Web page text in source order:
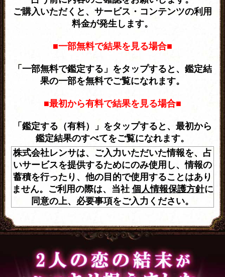
ご購入いただくと、サービス・コンテンツの利用
料金が発生します。
■一部無料で結果を見る場合■
「一部無料で鑑定する」をタップすると、鑑定結
果の一部を無料でご覧になれます。
■最初から有料で結果を見る場合■
「鑑定する（有料）」をタップすると、最初から
鑑定結果のすべてをご覧になれます。
株式会社レンサは、ご入力いただいた情報を、占
いサービスを提供するためにのみ使用し、情報の
蓄積を行ったり、他の目的で使用することはあり
ません。ご利用の際は、当社 個人情報保護方針に
同意の上、必要事項をご入力ください。